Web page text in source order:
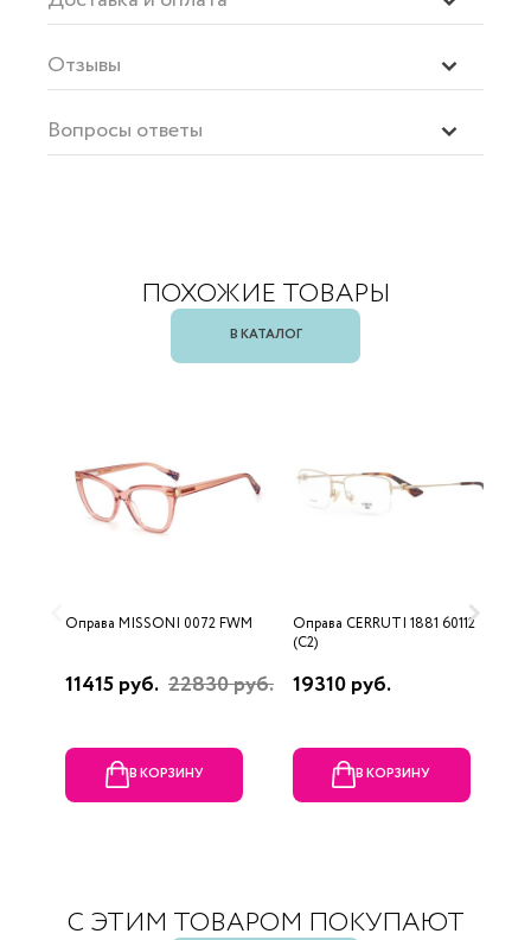
Отзывы
Вопросы ответы
ПОХОЖИЕ ТОВАРЫ
В КАТАЛОГ
Оправа MISSONI 0072 FWM
11415 руб. 22830 руб.
В КОРЗИНУ
Оправа CERRUTI 1881 60112
(C2)
19310 руб.
В КОРЗИНУ
С ЭТИМ ТОВАРОМ ПОКУПАЮТ